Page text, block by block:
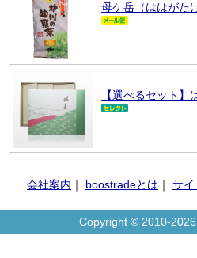
母ケ岳（ははが
【選べるセット
会社案内 ｜ boostradeとは ｜ サイ
Copyright © 2010-